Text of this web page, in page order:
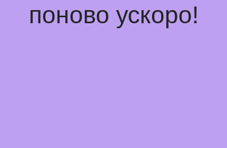
поново ускоро!